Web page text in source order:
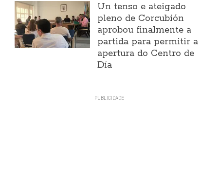
Un tenso e ateigado
pleno de Corcubión
aprobou finalmente a
partida para permitir a
apertura do Centro de
Día